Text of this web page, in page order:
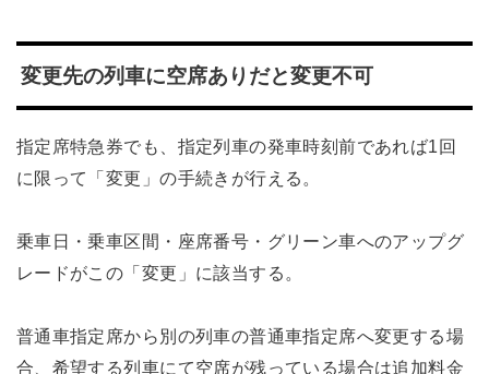
変更先の列車に空席ありだと変更不可
指定席特急券でも、指定列車の発車時刻前であれば1回
に限って「変更」の手続きが行える。
乗車日・乗車区間・座席番号・グリーン車へのアップグ
レードがこの「変更」に該当する。
普通車指定席から別の列車の普通車指定席へ変更する場
合、希望する列車にて空席が残っている場合は追加料金